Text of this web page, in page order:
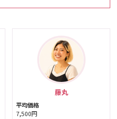
藤丸
平均価格
7,500円